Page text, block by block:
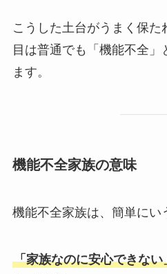
こうした土台がうまく保た
目は普通でも「機能不全」
ます。
機能不全家族の意味
機能不全家族は、簡単にい
「家族なのに安心できな